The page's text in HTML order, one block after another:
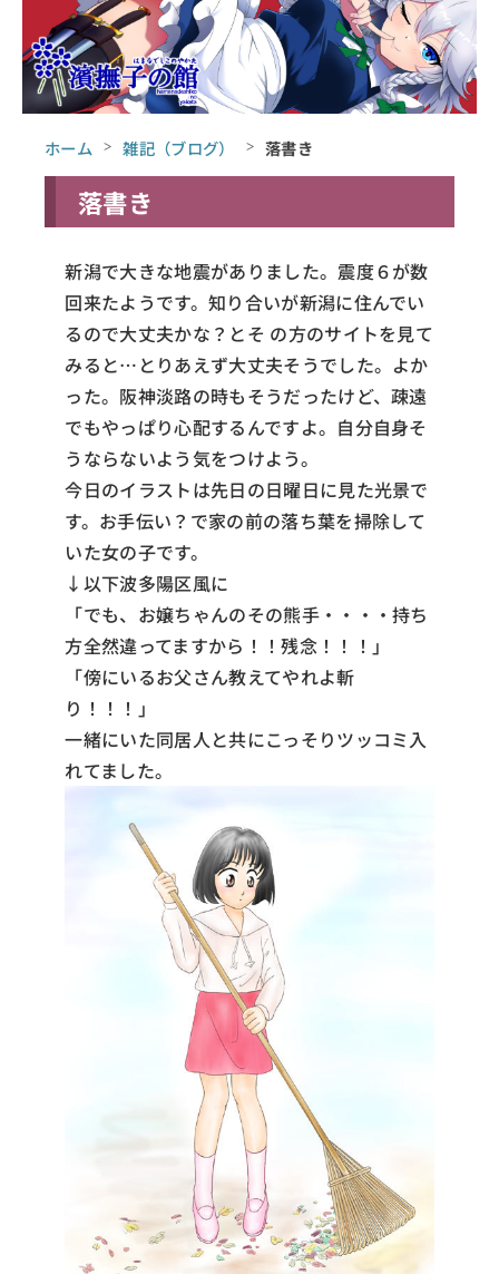
ホーム 雑記（ブログ） 落書き
落書き
新潟で大きな地震がありました。震度６が数
回来たようです。知り合いが新潟に住んでい
るので大丈夫かな？とそ の方のサイトを見て
みると…とりあえず大丈夫そうでした。よか
った。阪神淡路の時もそうだったけど、疎遠
でもやっぱり心配するんですよ。自分自身そ
うならないよう気をつけよう。
今日のイラストは先日の日曜日に見た光景で
す。お手伝い？で家の前の落ち葉を掃除して
いた女の子です。
↓以下波多陽区風に
「でも、お嬢ちゃんのその熊手・・・・持ち
方全然違ってますから！！残念！！！」
「傍にいるお父さん教えてやれよ斬
り！！！」
一緒にいた同居人と共にこっそりツッコミ入
れてました。